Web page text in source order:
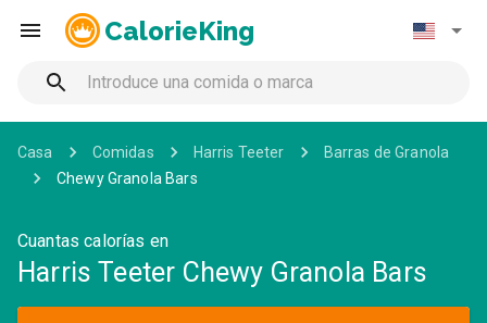
CalorieKing
Casa Comidas Harris Teeter
Barras de Granola
Chewy Granola Bars
Cuantas calorías en
Harris Teeter Chewy Granola Bars